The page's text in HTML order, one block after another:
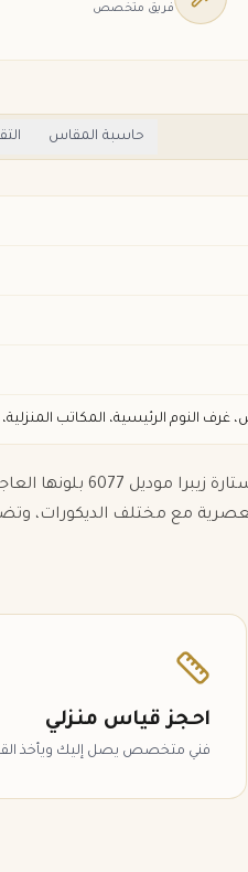
فريق متخصص
حاسبة المقاس
انعم بتحكم
العصرية مع مختلف
احجز قياس منزلي
فني متخصص يصل إليك ويأخذ